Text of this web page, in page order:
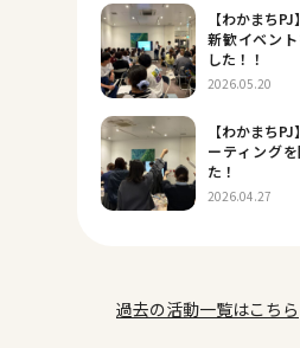
【わかまち
新歓イベン
した！！
2026.05.20
【わかまち
ーティング
た！
2026.04.27
過去の活動一覧はこちら